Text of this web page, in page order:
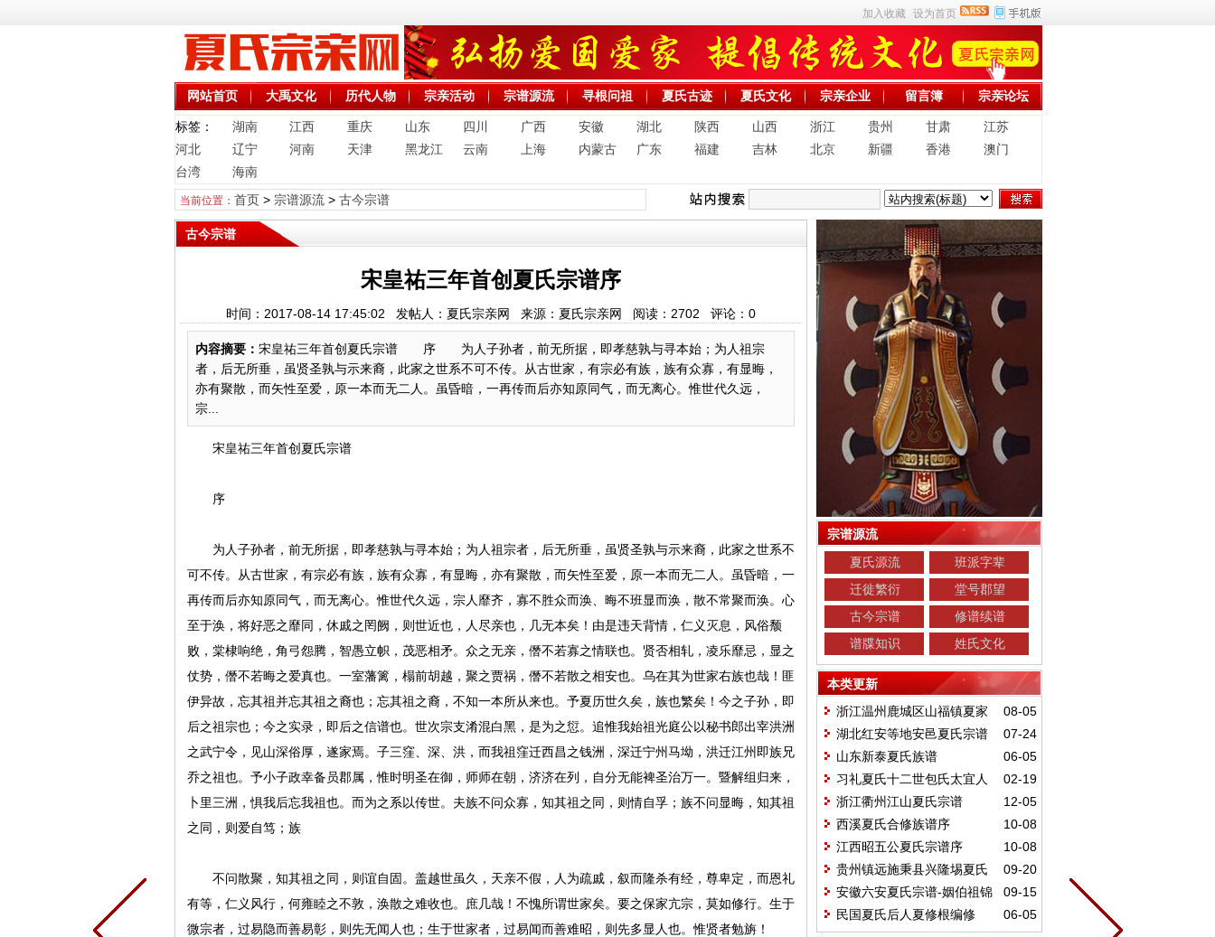
加入收藏 设为首页
网站首页 大禹文化 历代人物 宗亲活动 宗谱源流 寻根问祖 夏氏古迹 夏氏文化 宗亲企业 留言簿 宗亲论坛
标签： 湖南 江西 重庆 山东 四川 广西 安徽 湖北 陕西 山西 浙江 贵州 甘肃
江苏
河北
辽宁 河南 天津 黑龙江 云南 上海 内蒙古 广东 福建 吉林 北京 新疆 香港
澳门
台湾
海南
当前位置： 首页> 宗谱源流> 古今宗谱
古今宗谱
宋皇祐三年首创夏氏宗谱序
时间：2017-08-14 17:45:02 发帖人：夏氏宗亲网 来源：夏氏宗亲网 阅读： 2702 评论： 0
内容摘要： 宋皇祐三年首创夏氏宗谱 序 为人子孙者，前无所据，即孝慈孰与寻本始；为人祖宗
者，后无所垂，虽贤圣孰与示来裔，此家之世系不可不传。从古世家，有宗必有族，族有众寡，有显晦，
亦有聚散，而矢性至爱，原一本而无二人。虽昏暗，一再传而后亦知原同气，而无离心。惟世代久远，
宗...
宋皇祐三年首创夏氏宗谱
序
为人子孙者，前无所据，即孝慈孰与寻本始；为人祖宗者，后无所垂，虽贤圣孰与示来裔，此家之世系不
可不传。从古世家，有宗必有族，族有众寡，有显晦，亦有聚散，而矢性至爱，原一本而无二人。虽昏暗，一
再传而后亦知原同气，而无离心。惟世代久远，宗人靡齐，寡不胜众而涣、晦不班显而涣，散不常聚而涣。心
至于涣，将好恶之靡同，休戚之罔阙，则世近也，人尽亲也，几无本矣！由是违天背情，仁义灭息，风俗颓
败，棠棣响绝，角弓怨腾，智愚立帜，茂恶相矛。众之无亲，僭不若寡之情联也。贤否相轧，凌乐靡忌，显之
仗势，僭不若晦之爱真也。一室藩篱，榻前胡越，聚之贾祸，僭不若散之相安也。乌在其为世家右族也哉！匪
伊异故，忘其祖并忘其祖之裔也；忘其祖之裔，不知一本所从来也。予夏历世久矣，族也繁矣！今之子孙，即
后之祖宗也；今之实录，即后之信谱也。世次宗支淆混白黑，是为之愆。追惟我始祖光庭公以秘书郎出宰洪洲
之武宁令，见山深俗厚，遂家焉。子三窪、深、洪，而我祖窪迁西昌之钱洲，深迁宁州马坳，洪迁江州即族兄
乔之祖也。予小子政幸备员郡属，惟时明圣在御，师师在朝，济济在列，自分无能裨圣治万一。暨解组归来，
卜里三洲，惧我后忘我祖也。而为之系以传世。夫族不问众寡，知其祖之同，则情自孚；族不问显晦，知其祖
之同，则爱自笃；族
不问散聚，知其祖之同，则谊自固。盖越世虽久，天亲不假，人为疏戚，叙而隆杀有经，尊卑定，而恩礼
有等，仁义风行，何雍睦之不敦，涣散之难收也。庶几哉！不愧所谓世家矣。要之保家亢宗，莫如修行。生于
微宗者，过易隐而善易彰，则先无闻人也；生于世家者，过易闻而善难昭，则先多显人也。惟贤者勉旃！
宗谱源流
夏氏源流
班派字辈
迁徙繁衍
堂号郡望
古今宗谱
修谱续谱
谱牒知识
姓氏文化
本类更新
08-05
浙江温州鹿城区山福镇夏家
山夏氏宗谱
07-24
湖北红安等地安邑夏氏宗谱
06-05
山东新泰夏氏族谱
02-19
习礼夏氏十二世包氏太宜人
行状
12-05
浙江衢州江山夏氏宗谱
10-08
西溪夏氏合修族谱序
10-08
江西昭五公夏氏宗谱序
（1654年）
09-20
贵州镇远施秉县兴隆埸夏氏
序
09-15
安徽六安夏氏宗谱-姻伯祖锦
元公暨德配沈太孺人合传
06-05
民国夏氏后人夏修根编修